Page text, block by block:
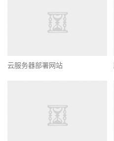
云服务器部署网站